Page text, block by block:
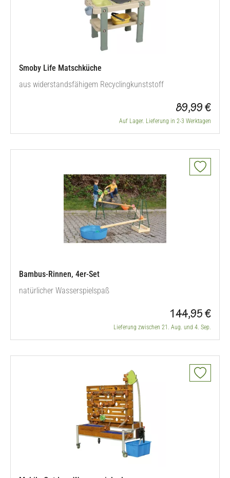
Smoby Life Matschküche
aus widerstandsfähigem Recyclingkunststoff
89,99 €
Auf Lager. Lieferung in 2-3 Werktagen
Bambus-Rinnen, 4er-Set
natürlicher Wasserspielspaß
144,95 €
Lieferung zwischen 21. Aug. und 4. Sep.